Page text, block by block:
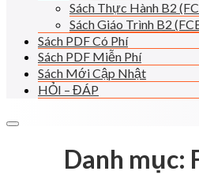
Sách Thực Hành B2
Sách Giáo Trình B2
Sách PDF Có Phí
Sách PDF Miễn Phí
Sách Mới Cập Nhật
HỎI – ĐÁP
Danh mục: